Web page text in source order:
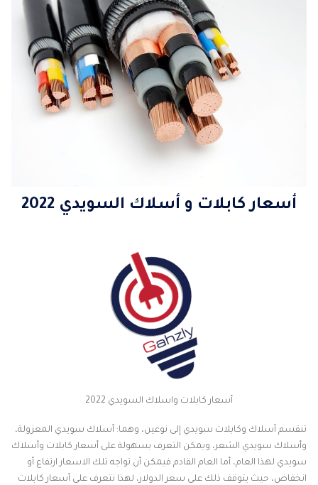
أسعار كابلات و أسلاك السويدي 2022
أسعار كابلات واسلاك السويدي 2022
تنقسم أسلاك وكابلات سويدي إلى نوعين، وهما: أسلاك سويدي المعزولة،
وأسلاك سويدي الشعر، ويمكن التعرف بسهولة على أسعار كابلات وأسلاك
سويدي لهذا العام، أما العام القادم فيمكن أن تواجه تلك الاسعار ارتفاع أو
انخفاض، حيث يتوقف ذلك على سعر الدولار، لهذا نتعرف على أسعار كابلات